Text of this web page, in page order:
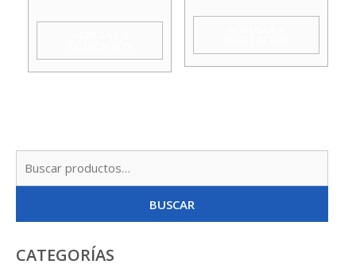
BUSCAR
CATEGORÍAS